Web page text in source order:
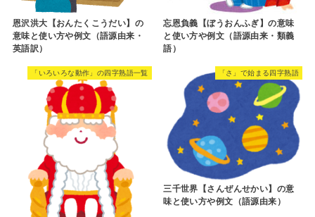
恩沢洪大【おんたくこうだい】の
意味と使い方や例文（語源由来・
英語訳）
忘恩負義【ぼうおんふぎ】の意味
と使い方や例文（語源由来・類義
語）
「いろいろな動作」の四字熟語一覧 「さ」で始まる四字熟語
三千世界【さんぜんせかい】の意
味と使い方や例文（語源由来）